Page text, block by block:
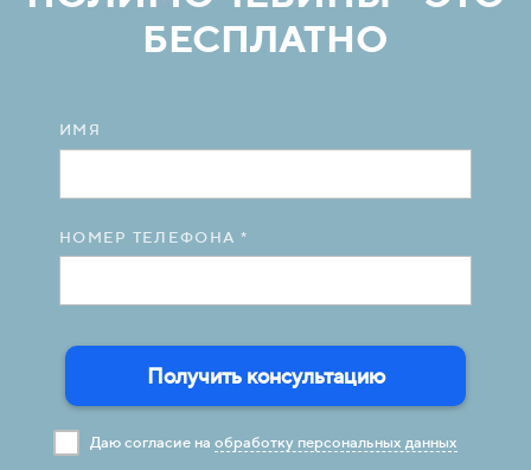
БЕСПЛАТНО
ИМЯ
НОМЕР ТЕЛЕФОНА *
Получить консультацию
Даю согласие на обработку персональных данных